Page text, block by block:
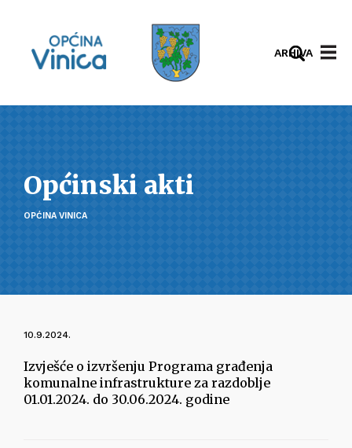
ARHIVA
Općinski akti
OPĆINA VINICA
10.9.2024.
Izvješće o izvršenju Programa građenja
komunalne infrastrukture za razdoblje
01.01.2024. do 30.06.2024. godine